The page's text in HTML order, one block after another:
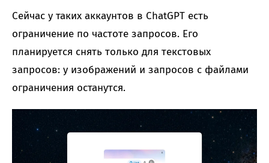
Сейчас у таких аккаунтов в ChatGPT есть
ограничение по частоте запросов. Его
планируется снять только для текстовых
запросов: у изображений и запросов с файлами
ограничения останутся.